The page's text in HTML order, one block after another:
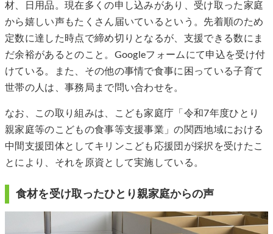
材、日用品。現在多くの申し込みがあり、受け取った家庭
から嬉しい声もたくさん届いているという。先着順のため
定数に達した時点で締め切りとなるが、支援できる数にま
だ余裕があるとのこと。Googleフォームにて申込を受け付
けている。また、その他の事情で食事に困っている子育て
世帯の人は、事務局まで問い合わせを。
なお、この取り組みは、こども家庭庁「令和7年度ひとり
親家庭等のこどもの食事等支援事業」の関西地域における
中間支援団体としてキリンこども応援団が採択を受けたこ
とにより、それを原資として実施している。
食材を受け取ったひとり親家庭からの声